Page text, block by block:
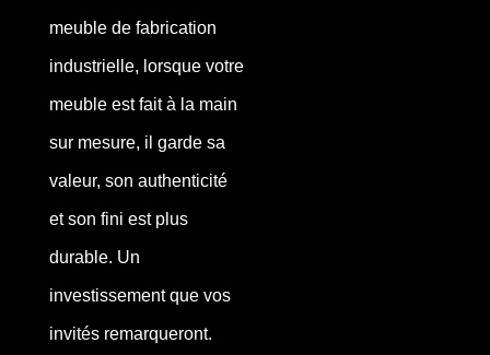
meuble de fabrication
industrielle, lorsque votre
meuble est fait à la main
sur mesure, il garde sa
valeur, son authenticité
et son fini est plus
durable. Un
investissement que vos
invités remarqueront.